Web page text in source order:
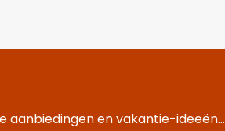
aanbiedingen en vakantie-ideeën...